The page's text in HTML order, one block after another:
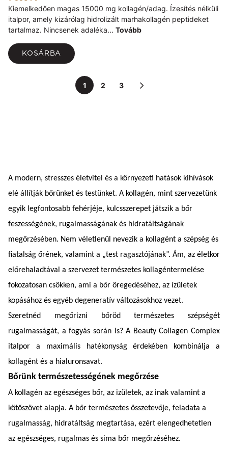
Kiemelkedően magas 15000 mg kollagén/adag. Ízesítés nélküli
italpor, amely kizárólag hidrolizált marhakollagén peptideket
tartalmaz. Nincsenek adaléka... Tovább
KOSÁRBA
1 2 3
A modern, stresszes életvitel és a környezeti hatások kihívások
elé állítják bőrünket és testünket. A kollagén, mint szervezetünk
egyik legfontosabb fehérjéje, kulcsszerepet játszik a bőr
feszességének, rugalmasságának és hidratáltságának
megőrzésében. Nem véletlenül nevezik a kollagént a szépség és
fiatalság őrének, valamint a „test ragasztójának”. Ám, az életkor
előrehaladtával a szervezet természetes kollagéntermelése
fokozatosan csökken, ami a bőr öregedéséhez, az ízületek
kopásához és egyéb degeneratív változásokhoz vezet.
Szeretnéd megőrizni bőröd természetes szépségét
rugalmasságát, a fogyás során is? A Beauty Collagen Complex
italpor a maximális hatékonyság érdekében kombinálja a
kollagént és a hialuronsavat.
Bőrünk természetességének megőrzése
A kollagén az egészséges bőr, az izületek, az inak valamint a
kötőszövet alapja. A bőr természetes összetevője, feladata a
rugalmasság, hidratáltság megtartása, ezért elengedhetetlen
az egészséges, rugalmas és sima bőr megőrzéséhez.